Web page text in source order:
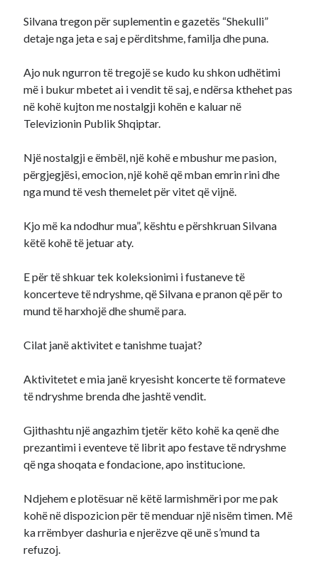
Silvana tregon për suplementin e gazetës “Shekulli”
detaje nga jeta e saj e përditshme, familja dhe puna.
Ajo nuk ngurron të tregojë se kudo ku shkon udhëtimi
më i bukur mbetet ai i vendit të saj, e ndërsa kthehet pas
në kohë kujton me nostalgji kohën e kaluar në
Televizionin Publik Shqiptar.
Një nostalgji e ëmbël, një kohë e mbushur me pasion,
përgjegjësi, emocion, një kohë që mban emrin rini dhe
nga mund të vesh themelet për vitet që vijnë.
Kjo më ka ndodhur mua”, kështu e përshkruan Silvana
këtë kohë të jetuar aty.
E për të shkuar tek koleksionimi i fustaneve të
koncerteve të ndryshme, që Silvana e pranon që për to
mund të harxhojë dhe shumë para.
Cilat janë aktivitet e tanishme tuajat?
Aktivitetet e mia janë kryesisht koncerte të formateve
të ndryshme brenda dhe jashtë vendit.
Gjithashtu një angazhim tjetër këto kohë ka qenë dhe
prezantimi i eventeve të librit apo festave të ndryshme
që nga shoqata e fondacione, apo institucione.
Ndjehem e plotësuar në këtë larmishmëri por me pak
kohë në dispozicion për të menduar një nisëm timen. Më
ka rrëmbyer dashuria e njerëzve që unë s’mund ta
refuzoj.